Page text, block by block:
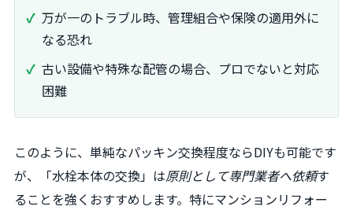
万が一のトラブル時、管理組合や保険の適用外に
なる恐れ
古い設備や特殊な配管の場合、プロでないと対応
困難
このように、単純なパッキン交換程度ならDIYも可能です
が、「水栓本体の交換」は原則として専門業者へ依頼す
ることを強くおすすめします。特にマンションリフォー